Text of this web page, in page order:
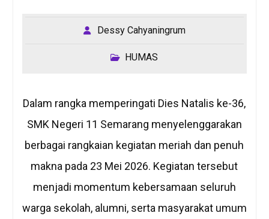
Dessy Cahyaningrum
HUMAS
Dalam rangka memperingati Dies Natalis ke-36,
SMK Negeri 11 Semarang menyelenggarakan
berbagai rangkaian kegiatan meriah dan penuh
makna pada 23 Mei 2026. Kegiatan tersebut
menjadi momentum kebersamaan seluruh
warga sekolah, alumni, serta masyarakat umum